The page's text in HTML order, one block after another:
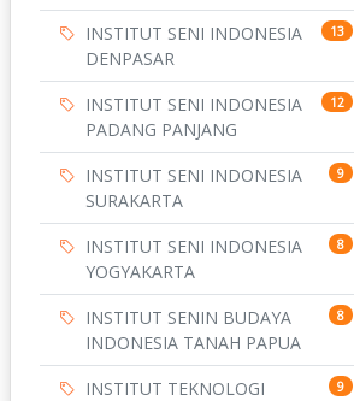
INSTITUT SENI INDONESIA
DENPASAR
13
INSTITUT SENI INDONESIA
PADANG PANJANG
12
INSTITUT SENI INDONESIA
SURAKARTA
9
INSTITUT SENI INDONESIA
YOGYAKARTA
8
INSTITUT SENIN BUDAYA
INDONESIA TANAH PAPUA
8
INSTITUT TEKNOLOGI
9